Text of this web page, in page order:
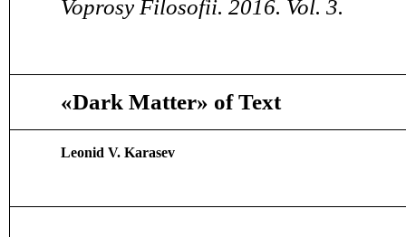
Voprosy Filosofii. 2016. Vol. 3.
«Dark Matter» of Text
Leonid V. Karasev